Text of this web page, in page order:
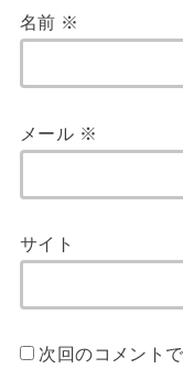
名前 ※
メール ※
サイト
次回のコメント